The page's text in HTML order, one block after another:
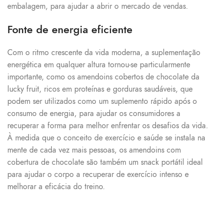
embalagem, para ajudar a abrir o mercado de vendas.
Fonte de energia eficiente
Com o ritmo crescente da vida moderna, a suplementação
energética em qualquer altura tornou-se particularmente
importante, como os amendoins cobertos de chocolate da
lucky fruit, ricos em proteínas e gorduras saudáveis, que
podem ser utilizados como um suplemento rápido após o
consumo de energia, para ajudar os consumidores a
recuperar a forma para melhor enfrentar os desafios da vida.
À medida que o conceito de exercício e saúde se instala na
mente de cada vez mais pessoas, os amendoins com
cobertura de chocolate são também um snack portátil ideal
para ajudar o corpo a recuperar de exercício intenso e
melhorar a eficácia do treino.